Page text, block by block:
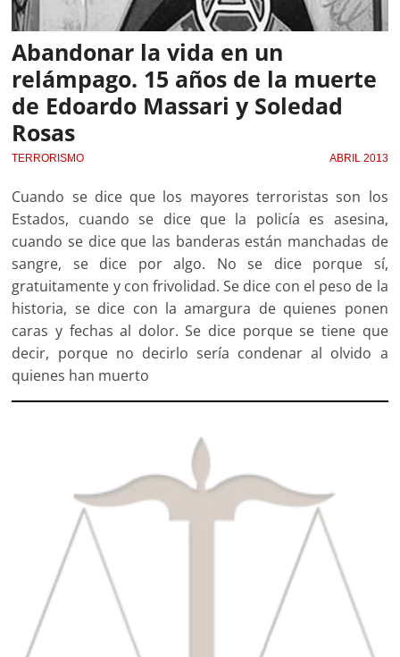
Abandonar la vida en un
relámpago. 15 años de la muerte
de Edoardo Massari y Soledad
Rosas
TERRORISMO ABRIL 2013
Cuando se dice que los mayores terroristas son los
Estados, cuando se dice que la policía es asesina,
cuando se dice que las banderas están manchadas de
sangre, se dice por algo. No se dice porque sí,
gratuitamente y con frivolidad. Se dice con el peso de la
historia, se dice con la amargura de quienes ponen
caras y fechas al dolor. Se dice porque se tiene que
decir, porque no decirlo sería condenar al olvido a
quienes han muerto